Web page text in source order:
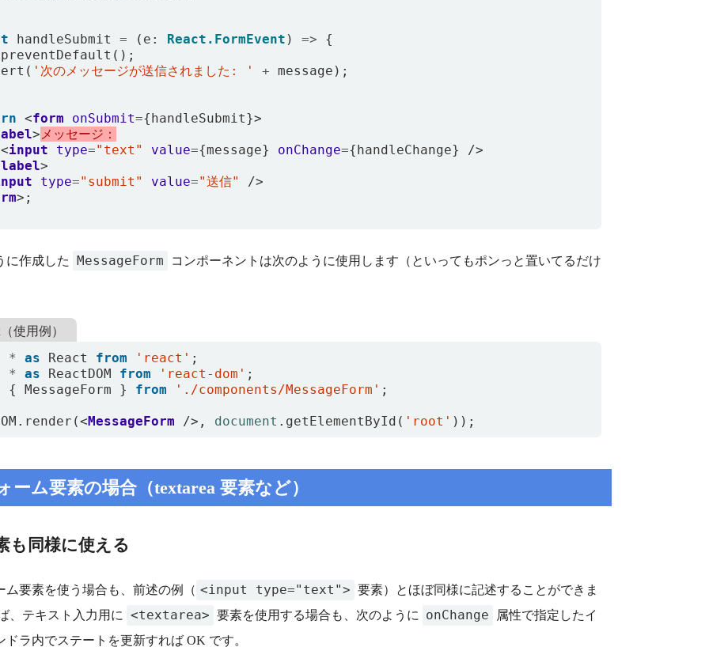
handleSubmit = ( e : React.FormEvent ) =>
{
preventDefault ();
( '次のメッセージが送信されました: ' + message );
<form onSubmit={handleSubmit}>
> メッセージ：
<input type="text" value={message} onChange={handleChange}
/>
label>
type="submit" value="送信"
/>
>;
に作成した MessageForm
コンポーネントは次のように使用します（といってもポンっと置いてるだけ
使用例）
* as React from 'react' ;
* as ReactDOM from 'react-dom' ;
{ MessageForm } from './components/MessageForm' ;
. render (<MessageForm />, document . getElementById ( 'root' ));
ーム要素の場合（textarea 要素など）
も同様に使える
ム要素を使う場合も、前述の例（ <input type="text"> 要素）とほぼ同様に記述することができま
、テキスト入力用に
<textarea> 要素を使用する場合も、次のように onChange
属性で指定したイ
ドラ内でステートを更新すれば OK です。